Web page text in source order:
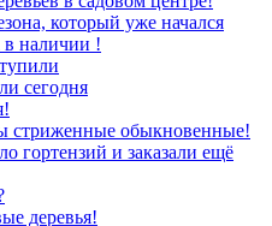
который уже начался
в наличии !
сегодня
стриженные обыкновенные!
гортензий и заказали ещё
деревья!